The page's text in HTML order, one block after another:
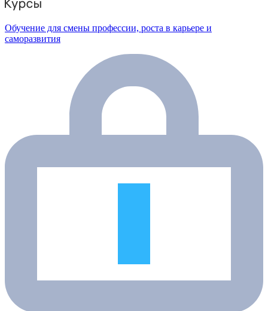
Обучение для смены профессии, роста в карьере и
саморазвития